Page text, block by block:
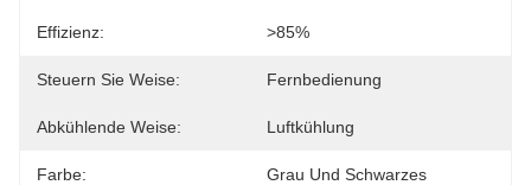
Effizienz: >85%
Steuern Sie Weise: Fernbedienung
Abkühlende Weise: Luftkühlung
Farbe: Grau Und Schwarzes